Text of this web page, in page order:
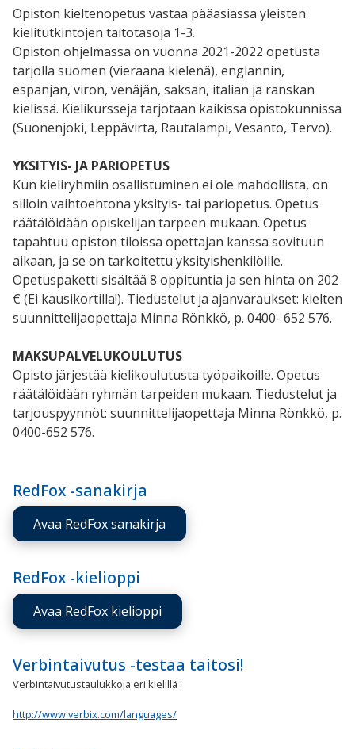
Opiston kieltenopetus vastaa pääasiassa yleisten
kielitutkintojen taitotasoja 1-3.
Opiston ohjelmassa on vuonna 2021-2022 opetusta
tarjolla suomen (vieraana kielenä), englannin,
espanjan, viron, venäjän, saksan, italian ja ranskan
kielissä. Kielikursseja tarjotaan kaikissa opistokunnissa
(Suonenjoki, Leppävirta, Rautalampi, Vesanto, Tervo).
YKSITYIS- JA PARIOPETUS
Kun kieliryhmiin osallistuminen ei ole mahdollista, on
silloin vaihtoehtona yksityis- tai pariopetus. Opetus
räätälöidään opiskelijan tarpeen mukaan. Opetus
tapahtuu opiston tiloissa opettajan kanssa sovituun
aikaan, ja se on tarkoitettu yksityishenkilöille.
Opetuspaketti sisältää 8 oppituntia ja sen hinta on 202
€ (Ei kausikortilla!). Tiedustelut ja ajanvaraukset: kielten
suunnittelijaopettaja Minna Rönkkö, p. 0400- 652 576.
MAKSUPALVELUKOULUTUS
Opisto järjestää kielikoulutusta työpaikoille. Opetus
räätälöidään ryhmän tarpeiden mukaan. Tiedustelut ja
tarjouspyynnöt: suunnittelijaopettaja Minna Rönkkö, p.
0400-652 576.
RedFox -sanakirja
Avaa RedFox sanakirja
RedFox -kielioppi
Avaa RedFox kielioppi
Verbintaivutus -testaa taitosi!
Verbintaivutustaulukkoja eri kielillä :
http://www.verbix.com/languages/